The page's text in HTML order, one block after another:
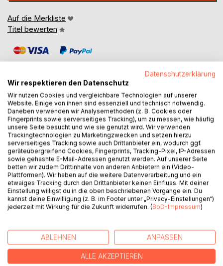
Auf die Merkliste
Titel bewerten
BESCHREIBUNG
Leben in Corona Zeiten, Zeitgeschehen
AUTOR/IN
PRESSESTIMMEN
Datenschutzerklärung
Wir respektieren den Datenschutz
Wir nutzen Cookies und vergleichbare Technologien auf unserer
Website. Einige von ihnen sind essenziell und technisch notwendig.
Daneben verwenden wir Analysemethoden (z. B. Cookies oder
Fingerprints sowie serverseitiges Tracking), um zu messen, wie häufig
unsere Seite besucht und wie sie genutzt wird. Wir verwenden
Trackingtechnologien zu Marketingzwecken und setzen hierzu
serverseitiges Tracking sowie auch Drittanbieter ein, wodurch ggf.
geräteübergreifend Cookies, Fingerprints, Tracking-Pixel, IP-Adressen
sowie gehashte E-Mail-Adressen genutzt werden. Auf unserer Seite
betten wir zudem Drittinhalte von anderen Anbietern ein (Video-
Plattformen). Wir haben auf die weitere Datenverarbeitung und ein
etwaiges Tracking durch den Drittanbieter keinen Einfluss. Mit deiner
Einstellung willigst du in die oben beschriebenen Vorgänge ein. Du
kannst deine Einwilligung (z. B. im Footer unter „Privacy-Einstellungen“)
jederzeit mit Wirkung für die Zukunft widerrufen. (BoD-Impressum)
ABLEHNEN ANPASSEN
ALLE AKZEPTIEREN